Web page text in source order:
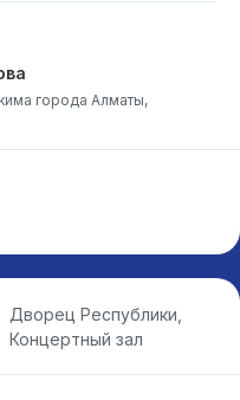
города Алматы,
Дворец Республики,
Концертный зал